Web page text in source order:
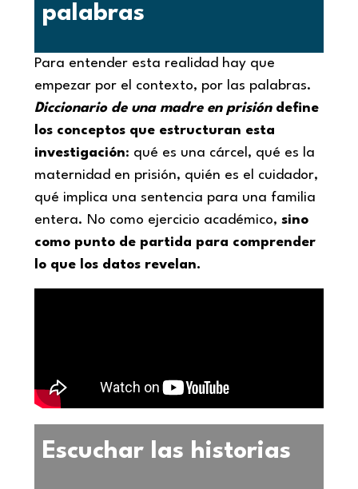
palabras
Para entender esta realidad hay que
empezar por el contexto, por las palabras.
Diccionario de una madre en prisióndefine
los conceptos que estructuran esta
investigación: qué es una cárcel, qué es la
maternidad en prisión, quién es el cuidador,
qué implica una sentencia para una familia
entera. No como ejercicio académico, sino
como punto de partida para comprender
lo que los datos revelan.
Escuchar las historias